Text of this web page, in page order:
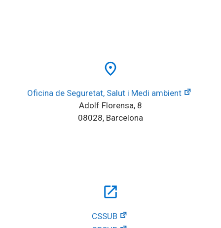
place
Oficina de Seguretat, Salut i Medi ambient
Adolf Florensa, 8
08028, Barcelona
open_in_new
CSSUB